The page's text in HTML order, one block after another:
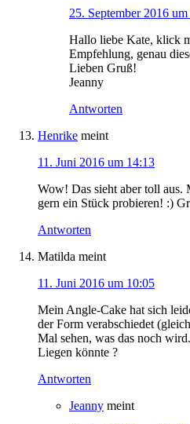
25. September 2016
Hallo liebe Kate, klick
Empfehlung, genau
Lieben Gruß!
Jeanny
Antworten
Henrike meint
11. Juni 2016 um 14:13
Wow! Das sieht aber toll
gern ein Stück probieren! :)
Antworten
Matilda meint
11. Juni 2016 um 10:05
Mein Angle-Cake hat sich
der Form verabschiedet
Mal sehen, was das noch
Liegen könnte ?
Antworten
Jeanny meint